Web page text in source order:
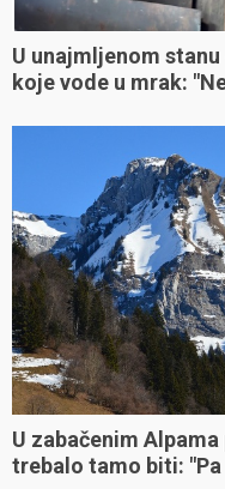
U unajmljenom
koje vode u mrak:
U zabačenim
trebalo tamo biti: